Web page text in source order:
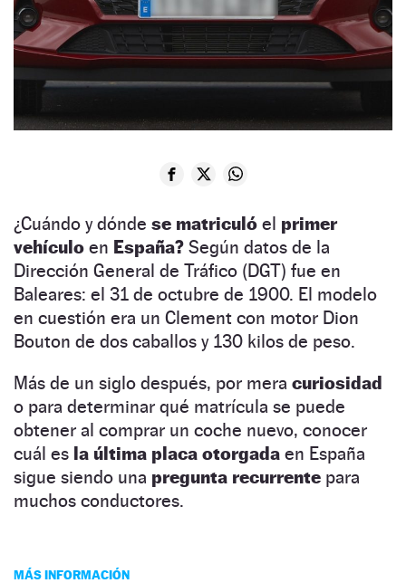
¿Cuándo y dónde se matriculó el primer
vehículo en España? Según datos de la
Dirección General de Tráfico (DGT) fue en
Baleares: el 31 de octubre de 1900. El modelo
en cuestión era un Clement con motor Dion
Bouton de dos caballos y 130 kilos de peso.
Más de un siglo después, por mera curiosidad
o para determinar qué matrícula se puede
obtener al comprar un coche nuevo, conocer
cuál es la última placa otorgada en España
sigue siendo una pregunta recurrente para
muchos conductores.
MÁS INFORMACIÓN